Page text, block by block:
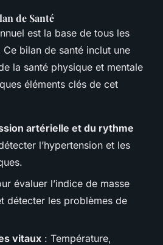
de Santé
est la base de tous les
bilan de santé inclut une
la santé physique et mentale
éléments clés de cet
artérielle et du rythme
l’hypertension et les
évaluer l’indice de masse
détecter les problèmes de
vitaux : Température,